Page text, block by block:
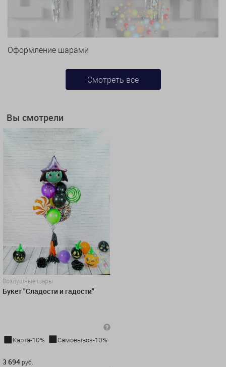
Оформление шарами
Смотреть все
Вы смотрели
Воздушные шары
Букет "Сладости и гадости"
Карта-10%
Самовывоз-10%
3 694 руб.